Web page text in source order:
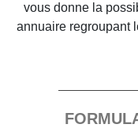
vous donne la
annuaire regroupant